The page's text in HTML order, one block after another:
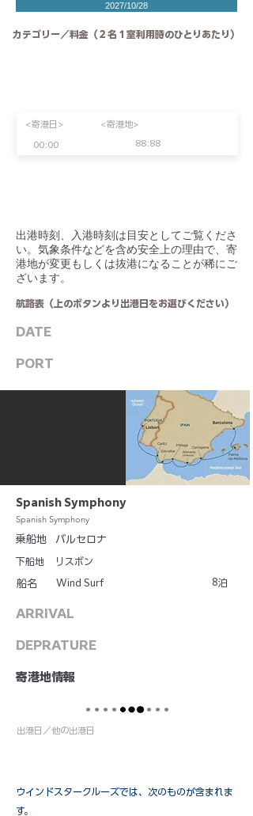
<寄港日>
00:00 88:88
<寄港地>
2027/10/28
カテゴリー／料金（２名１室利用時のひとりあたり）
​出港時刻、入港時刻は目安としてご覧くださ
い。気象条件などを含め安全上の理由で、寄
港地が変更もしくは抜港になることが稀にご
ざいます。
航路表（上のボタンより出港日をお選びください）
DATE
PORT
Spanish Symphony
Spanish Symphony
乗船地
下船地
船名
バルセロナ
リスボン
Wind Surf 8泊
ARRIVAL
DEPRATURE
​寄港地情報
出港日／他の出港日
ウインドスタークルーズでは、次のものが含まれま
す。